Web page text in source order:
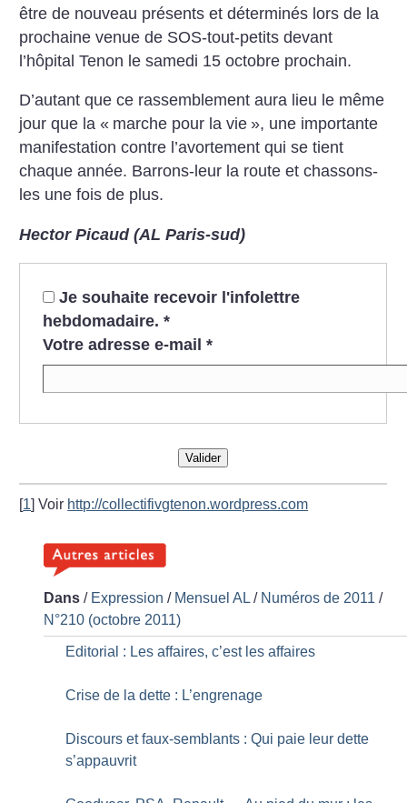
être de nouveau présents et déterminés lors de la
prochaine venue de SOS-tout-petits devant
l’hôpital Tenon le samedi 15 octobre prochain.
D’autant que ce rassemblement aura lieu le même
jour que la « marche pour la vie », une importante
manifestation contre l’avortement qui se tient
chaque année. Barrons-leur la route et chassons-
les une fois de plus.
Hector Picaud (AL Paris-sud)
Je souhaite recevoir l'infolettre
hebdomadaire. *
Votre adresse e-mail *
Valider
[1]Voir http://collectifivgtenon.wordpress.com
Dans / Expression / Mensuel AL / Numéros de 2011 /
N°210 (octobre 2011)
Editorial : Les affaires, c’est les affaires
Crise de la dette : L’engrenage
Discours et faux-semblants : Qui paie leur dette
s’appauvrit